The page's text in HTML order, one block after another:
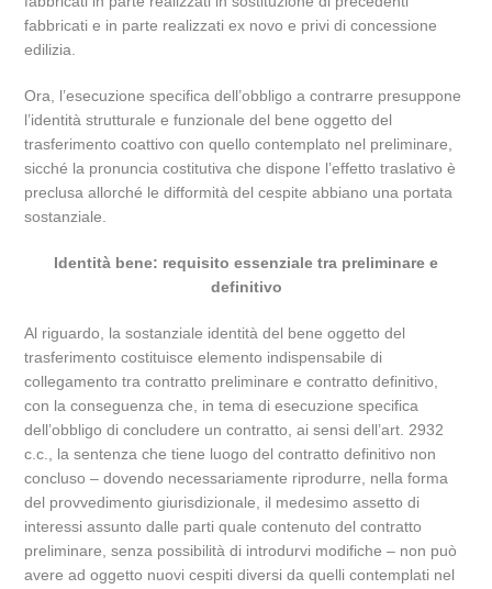
fabbricati e in parte realizzati ex novo e privi di concessione
edilizia.
Ora, l’esecuzione specifica dell’obbligo a contrarre presuppone
l’identità strutturale e funzionale del bene oggetto del
trasferimento coattivo con quello contemplato nel preliminare,
sicché la pronuncia costitutiva che dispone l’effetto traslativo è
preclusa allorché le difformità del cespite abbiano una portata
sostanziale.
Identità bene: requisito essenziale tra preliminare e
definitivo
Al riguardo, la sostanziale identità del bene oggetto del
trasferimento costituisce elemento indispensabile di
collegamento tra contratto preliminare e contratto definitivo,
con la conseguenza che, in tema di esecuzione specifica
dell’obbligo di concludere un contratto, ai sensi dell’art. 2932
c.c., la sentenza che tiene luogo del contratto definitivo non
concluso – dovendo necessariamente riprodurre, nella forma
del provvedimento giurisdizionale, il medesimo assetto di
interessi assunto dalle parti quale contenuto del contratto
preliminare, senza possibilità di introdurvi modifiche – non può
avere ad oggetto nuovi cespiti diversi da quelli contemplati nel